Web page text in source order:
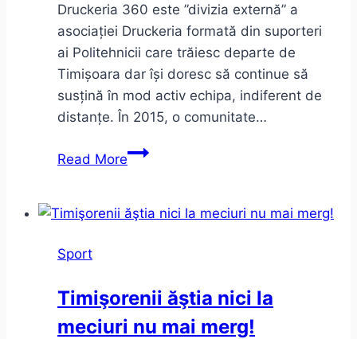
Druckeria 360 este ”divizia externă” a
asociației Druckeria formată din suporteri
ai Politehnicii care trăiesc departe de
Timișoara dar își doresc să continue să
susțină în mod activ echipa, indiferent de
distanțe. În 2015, o comunitate…
Read More#povesteanoastra
Politehnicii
Druckeria
360
Sport
Timişorenii ăştia nici la
meciuri nu mai merg!